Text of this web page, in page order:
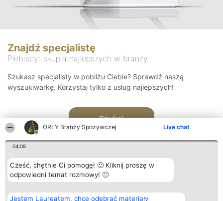
ORŁY Branży Spożywczej Live chat
04:08
Cześć, chętnie Ci pomogę! 🙂 Kliknij proszę w
odpowiedni temat rozmowy! 🙂
Jestem Laureatem, chcę odebrać materiały
Znajdź specjalistę
Plebiscyt skupia najlepszych w branży
Szukasz specjalisty w pobliżu Ciebie? Sprawdź naszą
wyszukiwarkę. Korzystaj tylko z usług najlepszych!
Szukaj
Organizator plebiscytu
Bright Side Solutions sp. z o.
Plebiscyt
Laureaci
Kontakt
Kontakt